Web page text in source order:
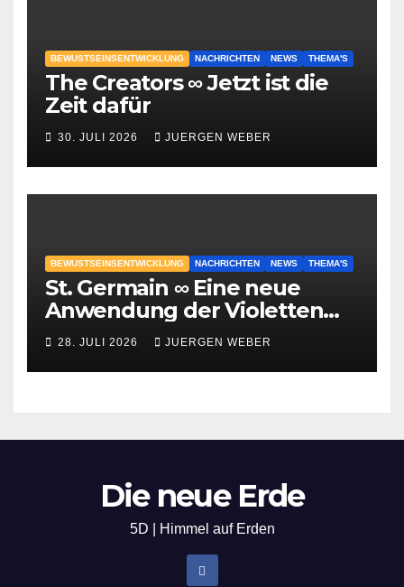
BEWUSTSEINSENTWICKLUNG NACHRICHTEN NEWS THEMA'S
The Creators ∞ Jetzt ist die
Zeit dafür
30. JULI 2026 JUERGEN WEBER
BEWUSTSEINSENTWICKLUNG NACHRICHTEN NEWS THEMA'S
St. Germain ∞ Eine neue
Anwendung der Violetten
Flamme
28. JULI 2026 JUERGEN WEBER
Die neue Erde
5D | Himmel auf Erden